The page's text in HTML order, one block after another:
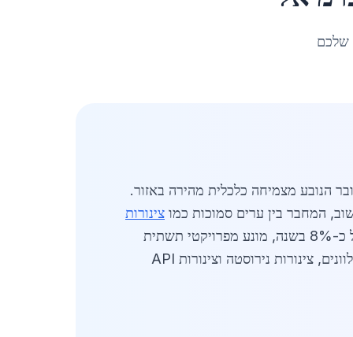
שלכם
גובר הנובע מצמיחה כלכלית מהירה באזור.
צינורות
. שוק צינורות הפלדה בכרמיאל צומח בקצב של כ-8% בשנה, מונע מפרויקטי תשתית
גדולים, בנייה מגורים ותעשייה מתקדמת. סוגי הצינורות הפופולריים כוללים צינורות שחורים גלויים, צינורות מגולוונים, צינורות נירוסטה וצינורות API